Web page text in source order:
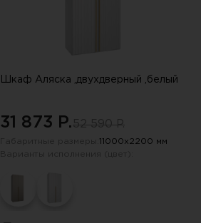
Шкаф Аляска ,двухдверный ,белый
31 873 P.
11000х2200 мм